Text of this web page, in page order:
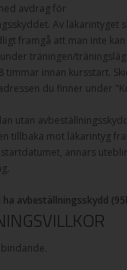
avdrag för
Av läkarintyget
framgå att man inte kan
träningen/
timmar innan kursstart.
du finner under
utan
tillbaka mot läkarintyg
annars uteblir
ha avbeställningsskydd (95